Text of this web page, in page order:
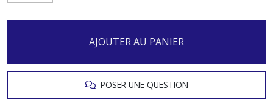
AJOUTER AU PANIER
POSER UNE QUESTION